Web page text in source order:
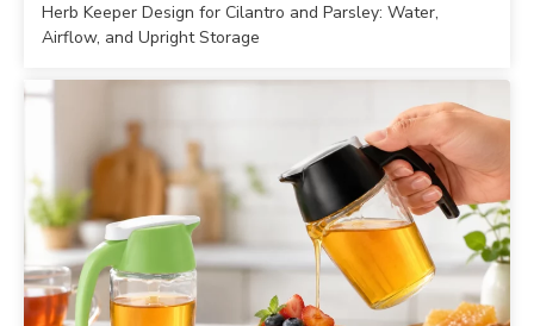
Herb Keeper Design for Cilantro and Parsley: Water,
Airflow, and Upright Storage